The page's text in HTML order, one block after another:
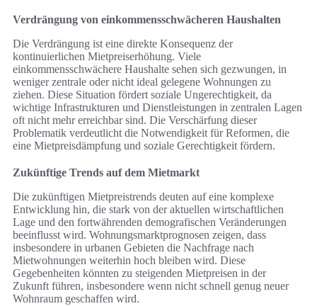
Verdrängung von einkommensschwächeren Haushalten
Die Verdrängung ist eine direkte Konsequenz der
kontinuierlichen Mietpreiserhöhung. Viele
einkommensschwächere Haushalte sehen sich gezwungen, in
weniger zentrale oder nicht ideal gelegene Wohnungen zu
ziehen. Diese Situation fördert soziale Ungerechtigkeit, da
wichtige Infrastrukturen und Dienstleistungen in zentralen Lagen
oft nicht mehr erreichbar sind. Die Verschärfung dieser
Problematik verdeutlicht die Notwendigkeit für Reformen, die
eine Mietpreisdämpfung und soziale Gerechtigkeit fördern.
Zukünftige Trends auf dem Mietmarkt
Die zukünftigen Mietpreistrends deuten auf eine komplexe
Entwicklung hin, die stark von der aktuellen wirtschaftlichen
Lage und den fortwährenden demografischen Veränderungen
beeinflusst wird. Wohnungsmarktprognosen zeigen, dass
insbesondere in urbanen Gebieten die Nachfrage nach
Mietwohnungen weiterhin hoch bleiben wird. Diese
Gegebenheiten könnten zu steigenden Mietpreisen in der
Zukunft führen, insbesondere wenn nicht schnell genug neuer
Wohnraum geschaffen wird.